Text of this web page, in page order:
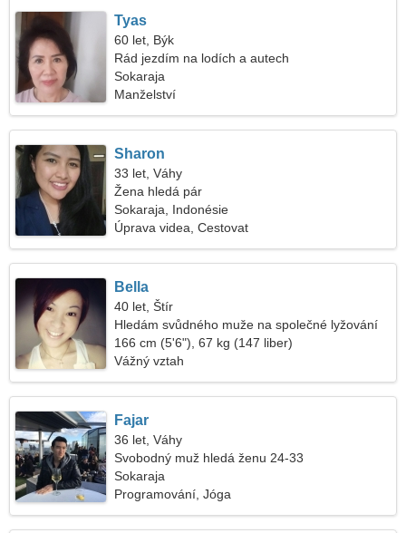
Tyas
60 let, Býk
Rád jezdím na lodích a autech
Sokaraja
Manželství
Sharon
33 let, Váhy
Žena hledá pár
Sokaraja, Indonésie
Úprava videa, Cestovat
Bella
40 let, Štír
Hledám svůdného muže na společné lyžování
166 cm (5'6"), 67 kg (147 liber)
Vážný vztah
Fajar
36 let, Váhy
Svobodný muž hledá ženu 24-33
Sokaraja
Programování, Jóga